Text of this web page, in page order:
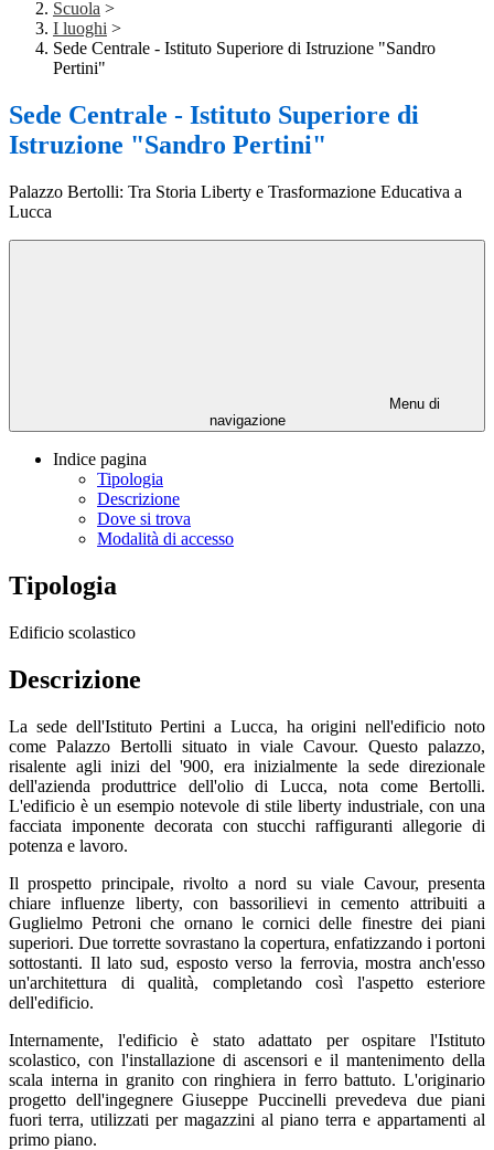
Scuola >
I luoghi >
Sede Centrale - Istituto Superiore di Istruzione "Sandro
Pertini"
Sede Centrale - Istituto Superiore di
Istruzione "Sandro Pertini"
Palazzo Bertolli: Tra Storia Liberty e Trasformazione Educativa a
Lucca
Menu di
navigazione
Indice pagina
Tipologia
Descrizione
Dove si trova
Modalità di accesso
Tipologia
Edificio scolastico
Descrizione
La sede dell'Istituto Pertini a Lucca, ha origini nell'edificio noto
come Palazzo Bertolli situato in viale Cavour. Questo palazzo,
risalente agli inizi del '900, era inizialmente la sede direzionale
dell'azienda produttrice dell'olio di Lucca, nota come Bertolli.
L'edificio è un esempio notevole di stile liberty industriale, con una
facciata imponente decorata con stucchi raffiguranti allegorie di
potenza e lavoro.
Il prospetto principale, rivolto a nord su viale Cavour, presenta
chiare influenze liberty, con bassorilievi in cemento attribuiti a
Guglielmo Petroni che ornano le cornici delle finestre dei piani
superiori. Due torrette sovrastano la copertura, enfatizzando i portoni
sottostanti. Il lato sud, esposto verso la ferrovia, mostra anch'esso
un'architettura di qualità, completando così l'aspetto esteriore
dell'edificio.
Internamente, l'edificio è stato adattato per ospitare l'Istituto
scolastico, con l'installazione di ascensori e il mantenimento della
scala interna in granito con ringhiera in ferro battuto. L'originario
progetto dell'ingegnere Giuseppe Puccinelli prevedeva due piani
fuori terra, utilizzati per magazzini al piano terra e appartamenti al
primo piano.